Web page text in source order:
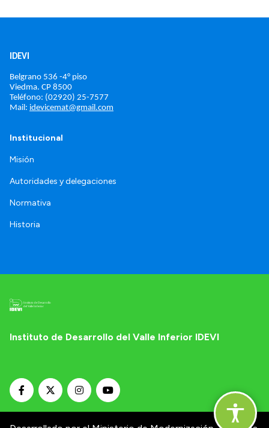
IDEVI
Belgrano 536 -4° piso
Viedma. CP 8500
Teléfono: (02920) 25-7577
Mail: idevicemat@gmail.com
Institucional
Misión
Autoridades y delegaciones
Normativa
Historia
Instituto de Desarrollo del Valle Inferior IDEVI